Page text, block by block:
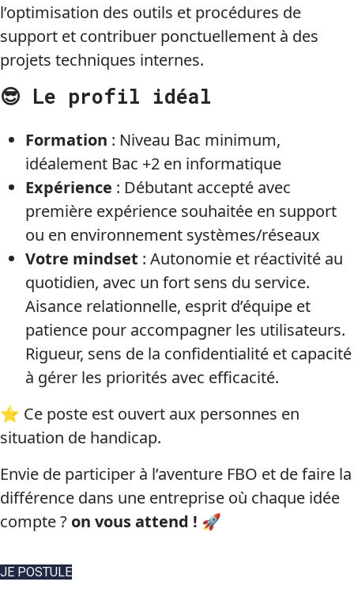
l’optimisation des outils et procédures de
support et contribuer ponctuellement à des
projets techniques internes.
😎 Le profil idéal
Formation : Niveau Bac minimum,
idéalement Bac +2 en informatique
Expérience : Débutant accepté avec
première expérience souhaitée en support
ou en environnement systèmes/réseaux
Votre mindset : Autonomie et réactivité au
quotidien, avec un fort sens du service.
Aisance relationnelle, esprit d’équipe et
patience pour accompagner les utilisateurs.
Rigueur, sens de la confidentialité et capacité
à gérer les priorités avec efficacité.
⭐ Ce poste est ouvert aux personnes en
situation de handicap.
Envie de participer à l’aventure FBO et de faire la
différence dans une entreprise où chaque idée
compte ? on vous attend ! 🚀
JE POSTULE